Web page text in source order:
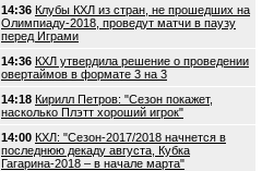
14:36 Клубы КХЛ из стран, не прошедших на
Олимпиаду-2018, проведут матчи в паузу
перед Играми
14:36 КХЛ утвердила решение о проведении
овертаймов в формате 3 на 3
14:18 Кирилл Петров: "Сезон покажет,
насколько Плэтт хороший игрок"
14:00 КХЛ: "Сезон-2017/2018 начнется в
последнюю декаду августа, Кубка
Гагарина-2018 – в начале марта"